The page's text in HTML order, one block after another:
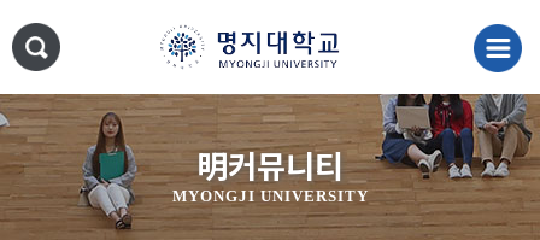
明커뮤니티
MYONGJI UNIVERSITY